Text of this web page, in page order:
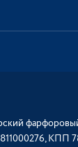
КПП